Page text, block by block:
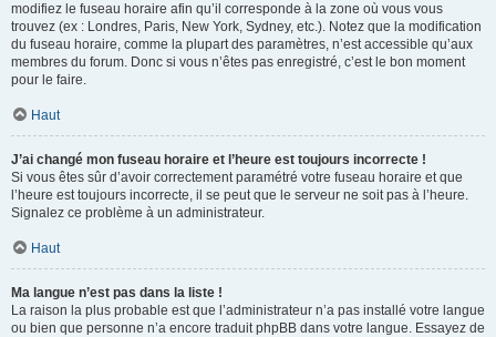
modifiez le fuseau horaire afin qu’il corresponde à la zone où vous vous
trouvez (ex : Londres, Paris, New York, Sydney, etc.). Notez que la modification
du fuseau horaire, comme la plupart des paramètres, n’est accessible qu’aux
membres du forum. Donc si vous n’êtes pas enregistré, c’est le bon moment
pour le faire.
Haut
J’ai changé mon fuseau horaire et l’heure est toujours incorrecte !
Si vous êtes sûr d’avoir correctement paramétré votre fuseau horaire et que
l’heure est toujours incorrecte, il se peut que le serveur ne soit pas à l’heure.
Signalez ce problème à un administrateur.
Haut
Ma langue n’est pas dans la liste !
La raison la plus probable est que l’administrateur n’a pas installé votre langue
ou bien que personne n’a encore traduit phpBB dans votre langue. Essayez de